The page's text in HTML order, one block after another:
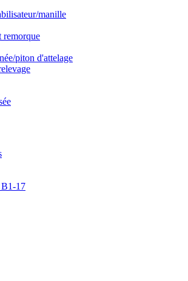
manille
remorque
piton d'attelage
17